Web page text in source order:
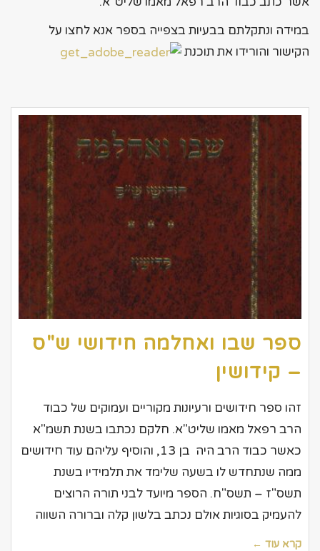
במידה ונתקלתם בבעיות בצפייה בספר אנא לחצו על
הקישור והורידו את תוכנת
ספר שבו ואחלמה חידושי ש"ס
– קידושין
זהו ספר חידושים ורעיונות מקוריים ועמוקים של כבוד
הרב רפאל מאמו שליט"א. חלקם נכתבו בשנת תשמ"א
כאשר כבוד הרב היה בן 13, והוסיף עליהם עוד חידושים
ממה שנתחדש לו בשעה שלימד את תלמידיו בשנת
תשס"ז – תשס"ח. הספר מיועד לבני תורה הרוצים
להעמיק בסוגיות אולם נכתב בלשון קלה וברורה השווה
קרא עוד ←